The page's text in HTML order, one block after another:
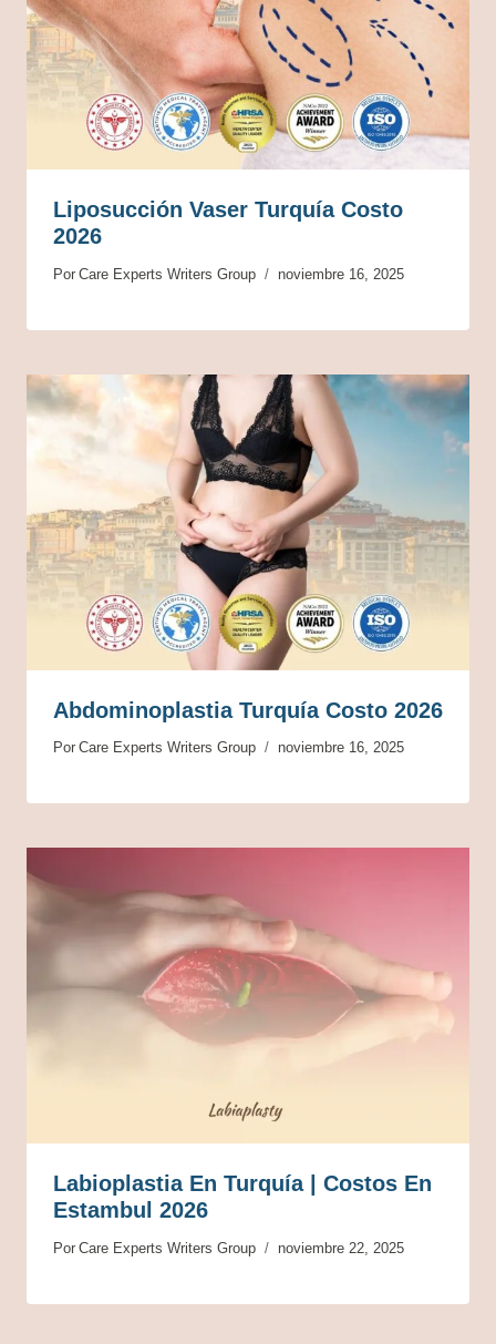
Liposucción Vaser Turquía Costo
2026
Por Care Experts Writers Group noviembre 16, 2025
Abdominoplastia Turquía Costo 2026
Por Care Experts Writers Group noviembre 16, 2025
Labioplastia En Turquía | Costos En
Estambul 2026
Por Care Experts Writers Group noviembre 22, 2025